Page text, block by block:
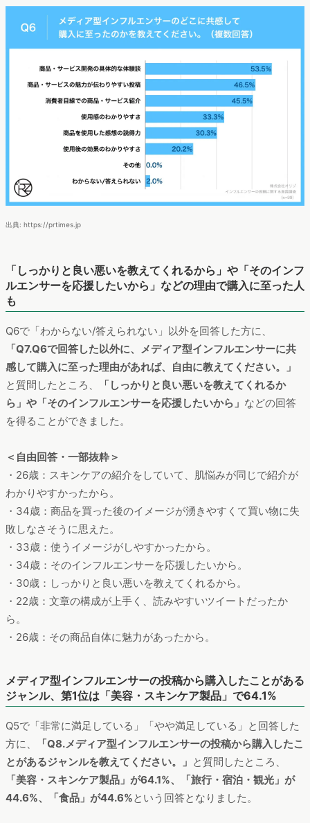
出典: https://prtimes.jp
「しっかりと良い悪いを教えてくれるから」や「そのインフ
ルエンサーを応援したいから」などの理由で購入に至った人
も
Q6で「わからない/答えられない」以外を回答した方に、
「Q7.Q6で回答した以外に、メディア型インフルエンサーに共
感して購入に至った理由があれば、自由に教えてください。」
と質問したところ、
「しっかりと良い悪いを教えてくれるか
ら」や「そのインフルエンサーを応援したいから」 などの回答
を得ることができました。
＜自由回答・一部抜粋＞
・26歳：スキンケアの紹介をしていて、肌悩みが同じで紹介が
わかりやすかったから。
・34歳：商品を買った後のイメージが湧きやすくて買い物に失
敗しなさそうに思えた。
・33歳：使うイメージがしやすかったから。
・34歳：そのインフルエンサーを応援したいから。
・30歳：しっかりと良い悪いを教えてくれるから。
・22歳：文章の構成が上手く、読みやすいツイートだったか
ら。
・26歳：その商品自体に魅力があったから。
メディア型インフルエンサーの投稿から購入したことがある
ジャンル、第1位は「美容・スキンケア製品」で64.1%
Q5で「非常に満足している」「やや満足している」と回答した
方に、
「Q8.メディア型インフルエンサーの投稿から購入したこ
とがあるジャンルを教えてください。」 と質問したところ、
「美容・スキンケア製品」が64.1%、「旅行・宿泊・観光」が
44.6%、「食品」が44.6%という回答となりました。